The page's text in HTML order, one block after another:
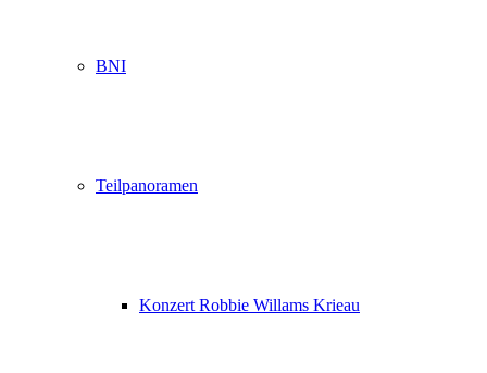
BNI
Teilpanoramen
Konzert Robbie Willams Krieau